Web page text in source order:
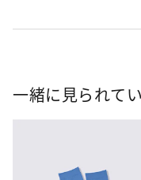
一緒に見られて